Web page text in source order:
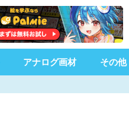
アナログ画材 その他